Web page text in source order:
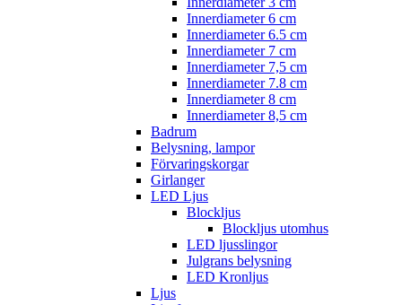
Innerdiameter 6 cm
Innerdiameter 6.5 cm
Innerdiameter 7 cm
Innerdiameter 7,5 cm
Innerdiameter 7.8 cm
Innerdiameter 8 cm
Innerdiameter 8,5 cm
Badrum
Belysning, lampor
Förvaringskorgar
Girlanger
LED Ljus
Blockljus
Blockljus utomhus
LED ljusslingor
Julgrans belysning
LED Kronljus
Ljus